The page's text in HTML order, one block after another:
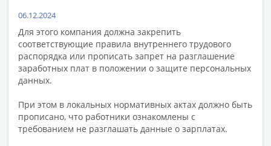
Муниципальное имущество
Публичные слушания и общественные обсуждения
Документы
06.12.2024
Для этого компания должна закрепить
соответствующие правила внутреннего трудового
распорядка или прописать запрет на разглашение
заработных плат в положении о защите персональных
данных.
При этом в локальных нормативных актах должно быть
прописано, что работники ознакомлены с
требованием не разглашать данные о зарплатах.